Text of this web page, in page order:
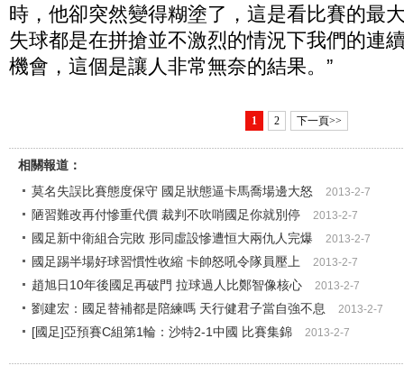
時，他卻突然變得糊塗了，這是看比賽的最
失球都是在拼搶並不激烈的情況下我們的連
機會，這個是讓人非常無奈的結果。”
1 2 下一頁>>
相關報道：
莫名失誤比賽態度保守 國足狀態逼卡馬喬場邊大怒
2013-2-7
陋習難改再付慘重代價 裁判不吹哨國足你就別停 2013-2-7
國足新中衛組合完敗 形同虛設慘遭恒大兩仇人完爆 2013-2-7
國足踢半場好球習慣性收縮 卡帥怒吼令隊員壓上 2013-2-7
趙旭日10年後國足再破門 拉球過人比鄭智像核心 2013-2-7
劉建宏：國足替補都是陪練嗎 天行健君子當自強不息 2013-2-7
[國足]亞預賽C組第1輪：沙特2-1中國 比賽集錦 2013-2-7